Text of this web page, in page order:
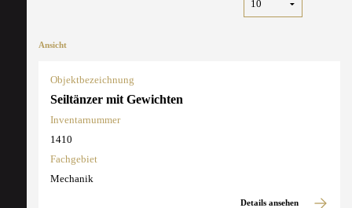
Ansicht
Objektbezeichnung
Seiltänzer mit Gewichten
Inventarnummer
1410
Fachgebiet
Mechanik
Details ansehen